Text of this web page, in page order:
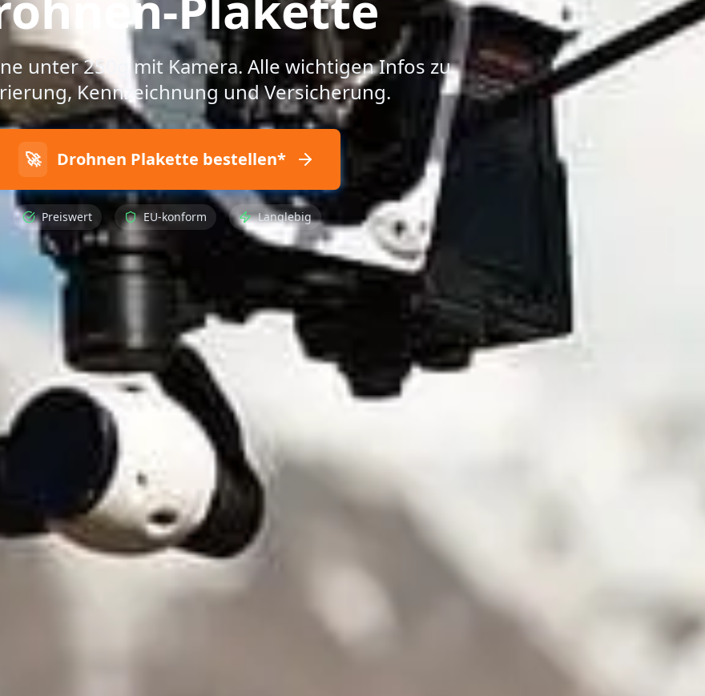
unter 250g mit Kamera. Alle wichtigen Infos zu
Kennzeichnung und Versicherung.
🚀 Drohnen Plakette bestellen*
Preiswert EU-konform Langlebig